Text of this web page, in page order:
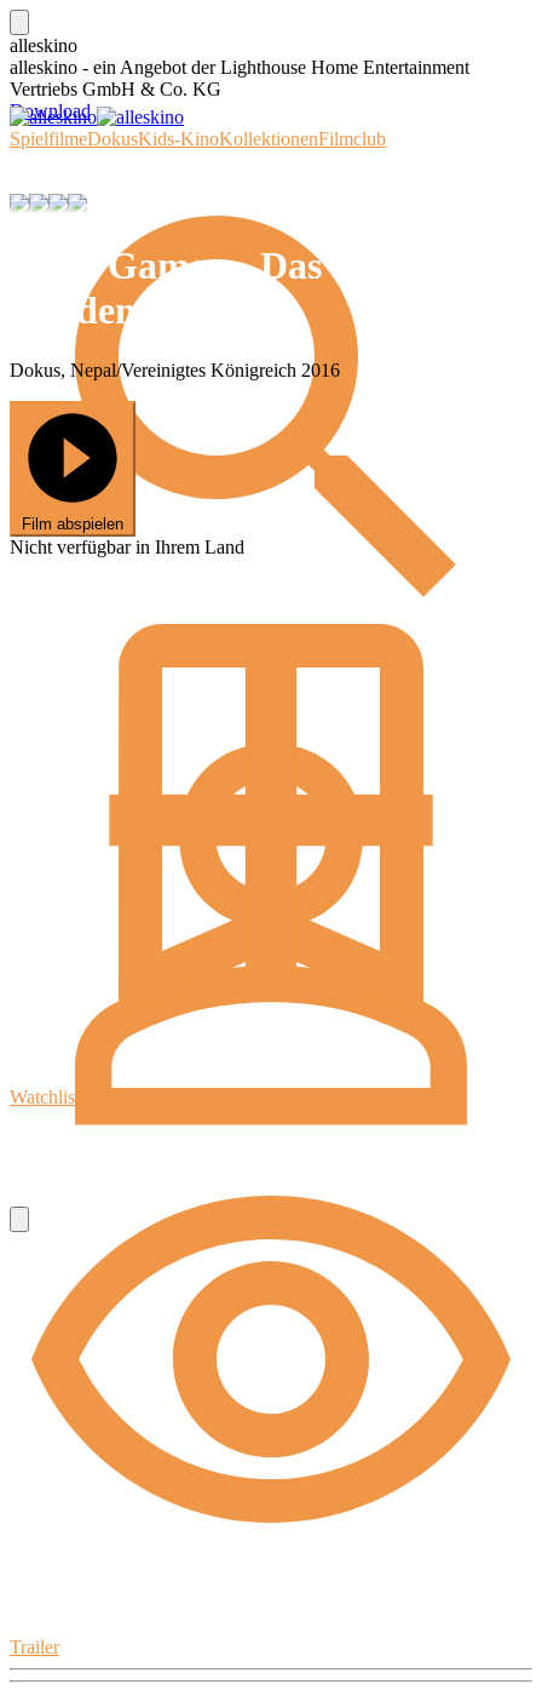
alleskino
alleskino - ein Angebot der Lighthouse Home Entertainment
Vertriebs GmbH & Co. KG
Download
SpielfilmeDokusKids-KinoKollektionenFilmclub
Dirty Games – Das Geschäft
mit dem Sport
Dokus, Nepal/Vereinigtes Königreich 2016
Film abspielen
Nicht verfügbar in Ihrem Land
Watchlist
Trailer